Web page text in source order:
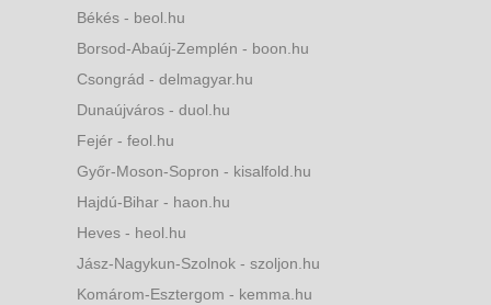
Békés - beol.hu
Borsod-Abaúj-Zemplén - boon.hu
Csongrád - delmagyar.hu
Dunaújváros - duol.hu
Fejér - feol.hu
Győr-Moson-Sopron - kisalfold.hu
Hajdú-Bihar - haon.hu
Heves - heol.hu
Jász-Nagykun-Szolnok - szoljon.hu
Komárom-Esztergom - kemma.hu